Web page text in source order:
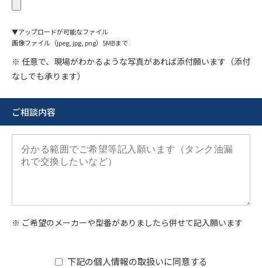
▼アップロードが可能なファイル
画像ファイル（jpeg, jpg, png）5MBまで
※ 任意で、現場がわかるような写真があれば添付願います（添付
なしでも承ります）
ご相談内容
※ ご希望のメーカーや型番がありましたら併せて記入願います
下記の個人情報の取扱いに同意する